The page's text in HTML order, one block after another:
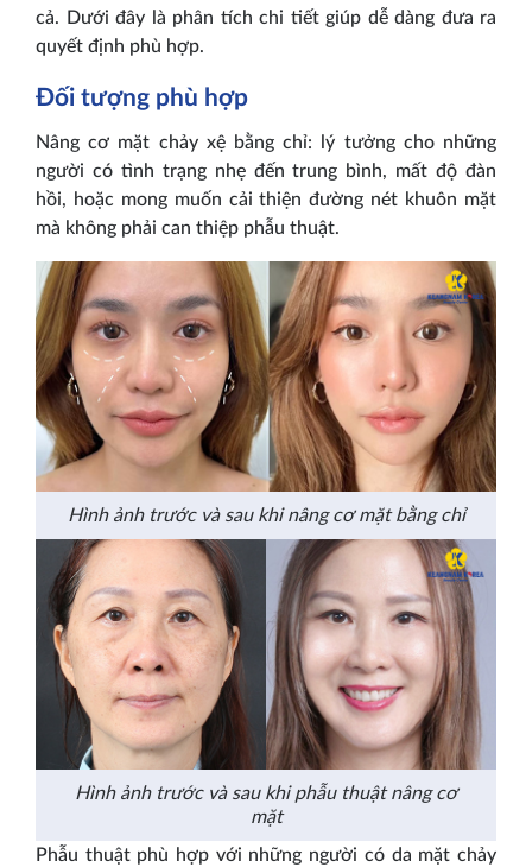
cả. Dưới đây là phân tích chi tiết giúp dễ dàng đưa ra
quyết định phù hợp.
Đối tượng phù hợp
Nâng cơ mặt chảy xệ bằng chỉ: lý tưởng cho những
người có tình trạng nhẹ đến trung bình, mất độ đàn
hồi, hoặc mong muốn cải thiện đường nét khuôn mặt
mà không phải can thiệp phẫu thuật.
Hình ảnh trước và sau khi nâng cơ mặt bằng chỉ
Hình ảnh trước và sau khi phẫu thuật nâng cơ
mặt
Phẫu thuật phù hợp với những người có da mặt chảy